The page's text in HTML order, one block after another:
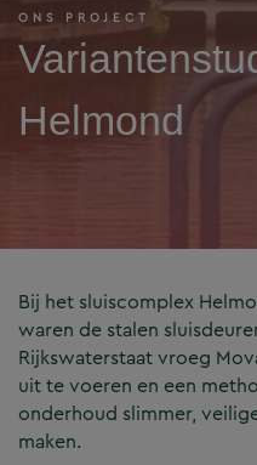
ONS PROJECT
Helmond
Bij het sluiscomplex
waren de stalen
Rijkswaterstaat vroeg
uit te voeren en een
onderhoud slimmer,
maken.